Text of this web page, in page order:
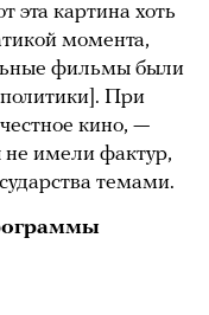
эта картина хоть
момента,
фильмы были
При
кино, —
не имели фактур,
темами.